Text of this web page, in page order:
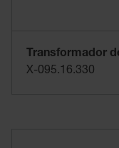
Transformador
X-095.16.330